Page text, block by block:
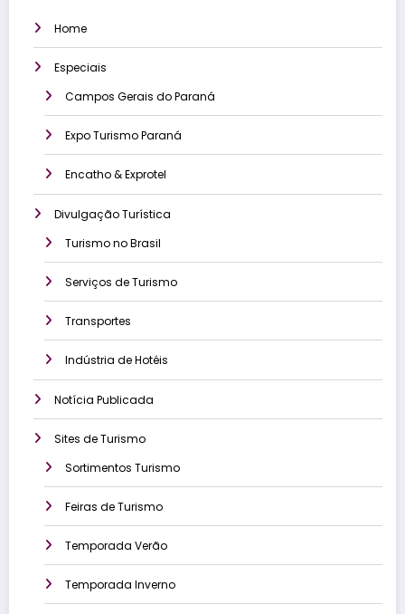
Home
Especiais
Campos Gerais do Paraná
Expo Turismo Paraná
Encatho & Exprotel
Divulgação Turística
Turismo no Brasil
Serviços de Turismo
Transportes
Indústria de Hotéis
Notícia Publicada
Sites de Turismo
Sortimentos Turismo
Feiras de Turismo
Temporada Verão
Temporada Inverno